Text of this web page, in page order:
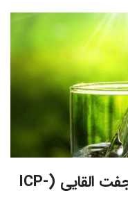
طیف سنجی جرمی- پلاسما جفت القایی (ICP-